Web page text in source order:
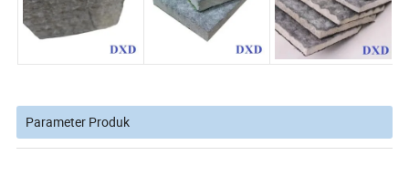
Parameter Produk